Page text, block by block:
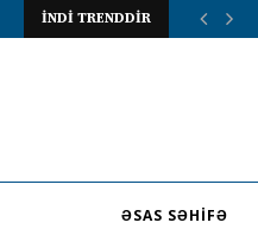
İNDİ TRENDDİR
ƏSAS SƏHIFƏ